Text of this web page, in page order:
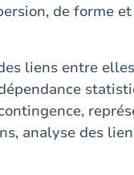
de forme
liens entre
analyse des